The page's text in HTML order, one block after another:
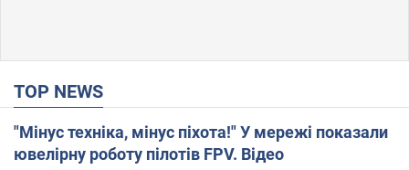
TOP NEWS
"Мінус техніка, мінус піхота!" У мережі показали
ювелірну роботу пілотів FPV. Відео